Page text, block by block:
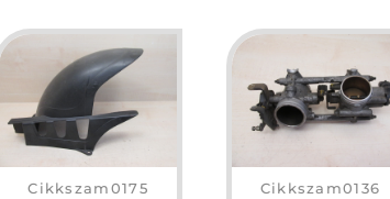
Cikkszam0175 Cikkszam0136